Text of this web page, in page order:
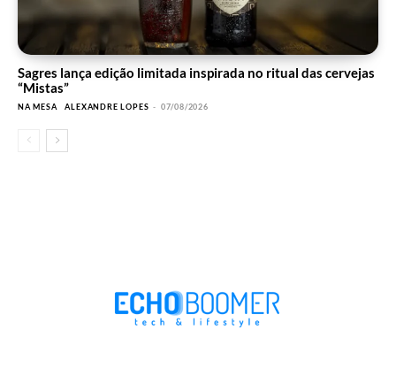
Sagres lança edição limitada inspirada no ritual das cervejas
“Mistas”
NA MESA ALEXANDRE LOPES - 07/08/2026